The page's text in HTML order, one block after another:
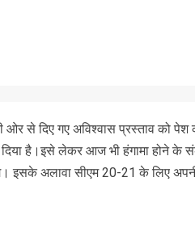
से दिए गए अविश्वास प्रस्ताव को
दिया है।इसे लेकर आज भी हंगामा होने
अलावा सीएम 20-21 के लिए